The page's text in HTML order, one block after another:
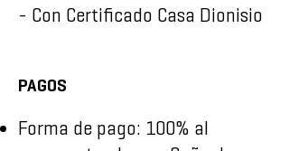
- Con Certificado Casa Dionisio
PAGOS
Forma de pago: 100% al